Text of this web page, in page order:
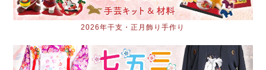
2026年干支・正月飾り手作り